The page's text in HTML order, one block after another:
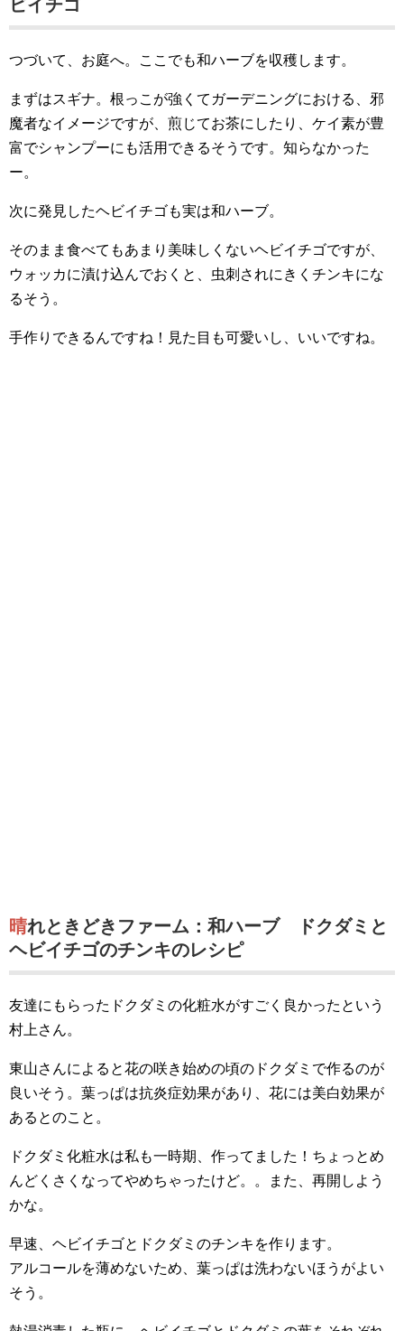
ビイチゴ
つづいて、お庭へ。ここでも和ハーブを収穫します。
まずはスギナ。根っこが強くてガーデニングにおける、邪
魔者なイメージですが、煎じてお茶にしたり、ケイ素が豊
富でシャンプーにも活用できるそうです。知らなかった
ー。
次に発見したヘビイチゴも実は和ハーブ。
そのまま食べてもあまり美味しくないヘビイチゴですが、
ウォッカに漬け込んでおくと、虫刺されにきくチンキにな
るそう。
手作りできるんですね！見た目も可愛いし、いいですね。
晴れときどきファーム：和ハーブ ドクダミと
ヘビイチゴのチンキのレシピ
友達にもらったドクダミの化粧水がすごく良かったという
村上さん。
東山さんによると花の咲き始めの頃のドクダミで作るのが
良いそう。葉っぱは抗炎症効果があり、花には美白効果が
あるとのこと。
ドクダミ化粧水は私も一時期、作ってました！ちょっとめ
んどくさくなってやめちゃったけど。。また、再開しよう
かな。
早速、ヘビイチゴとドクダミのチンキを作ります。
アルコールを薄めないため、葉っぱは洗わないほうがよい
そう。